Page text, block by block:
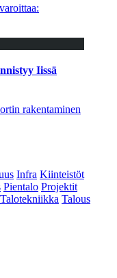
Iissä
rakentaminen
Infra Kiinteistöt
Pientalo Projektit
Talotekniikka Talous